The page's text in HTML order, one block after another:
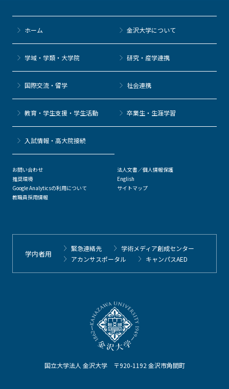
b
o
o
k
et a
国立大学法人 金沢大学 〒920-1192 金沢市角間町
ホーム 金沢大学について
学域・学類・大学院 研究・産学連携
国際交流・留学 社会連携
教育・学生支援・学生活動 卒業生・生涯学習
⼊試情報・高大院接続
お問い合わせ
推奨環境
Google Analyticsの利用について
教職員採用情報
法人文書／個人情報保護
English
サイトマップ
学内者用
緊急連絡先
学術メディア創成センター
アカンサスポータル
キャンパスAED